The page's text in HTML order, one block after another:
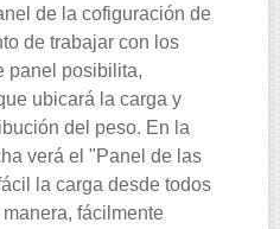
de la cofiguración de
de trabajar con los
panel posibilita,
ubicará la carga y
del peso. En la
verá el "Panel de las
la carga desde todos
fácilmente